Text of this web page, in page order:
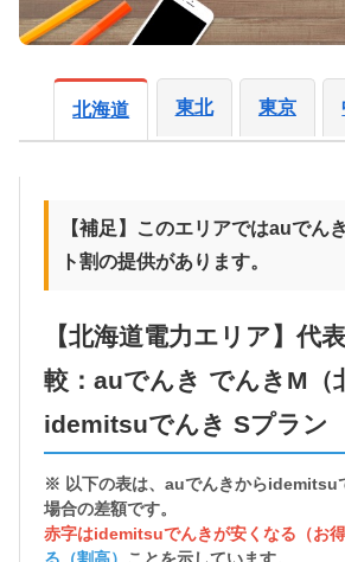
北海道 東北 東京
【補足】このエリアではauでん
ト割の提供があります。
【北海道電力エリア】代
較：auでんき でんきM（
idemitsuでんき Sプラン
※ 以下の表は、auでんきからidemitsu
場合の差額です。
赤字はidemitsuでんきが安くなる（お得